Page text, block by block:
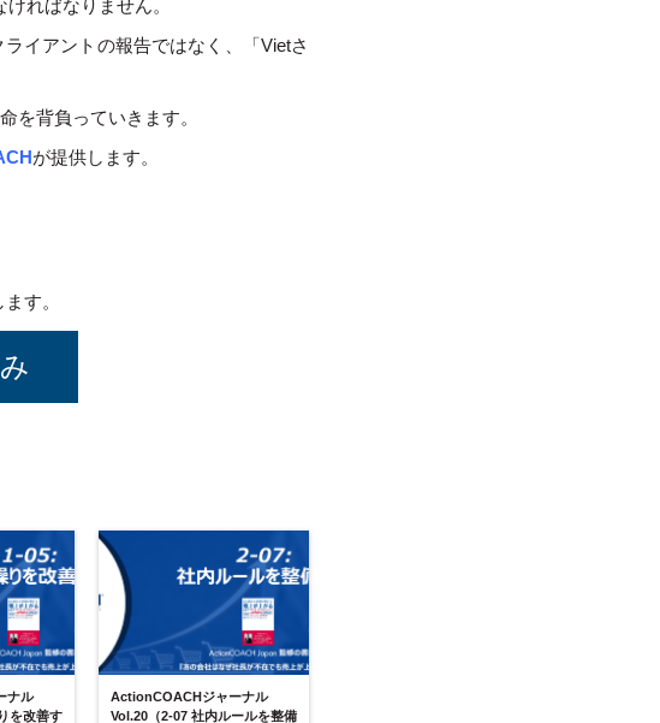
ればなりません。
イアントの報告ではなく、「Vietさ
を背負っていきます。
が提供します。
す。
ナル
を改善す
ActionCOACHジャーナル
Vol.20（2-07 社内ルールを整備